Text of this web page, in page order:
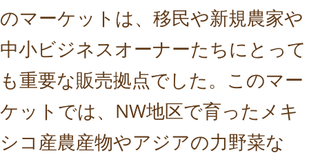
のマーケットは、移民や新規農家や
中小ビジネスオーナーたちにとって
も重要な販売拠点でした。このマー
ケットでは、NW地区で育ったメキ
シコ産農産物やアジアの力野菜な